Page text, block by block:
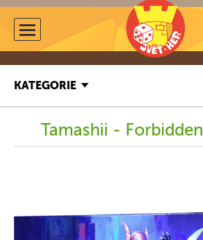
KATEGORIE
Tamashii -